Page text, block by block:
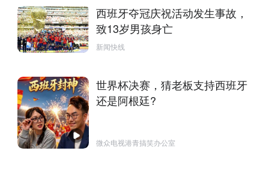
西班牙夺冠庆祝活动发生事故，
致13岁男孩身亡
新闻快线
世界杯决赛，猜老板支持西班牙
还是阿根廷?
微众电视港青搞笑办公室